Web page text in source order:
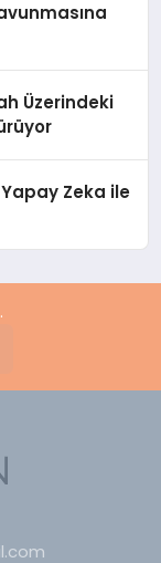
Üzerindeki
Yapay Zeka ile